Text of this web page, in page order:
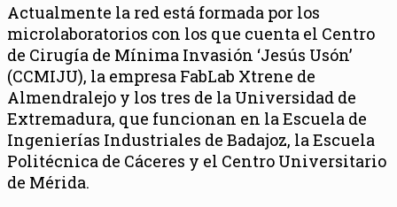
Actualmente la red está formada por los
microlaboratorios con los que cuenta el Centro
de Cirugía de Mínima Invasión ‘Jesús Usón’
(CCMIJU), la empresa FabLab Xtrene de
Almendralejo y los tres de la Universidad de
Extremadura, que funcionan en la Escuela de
Ingenierías Industriales de Badajoz, la Escuela
Politécnica de Cáceres y el Centro Universitario
de Mérida.